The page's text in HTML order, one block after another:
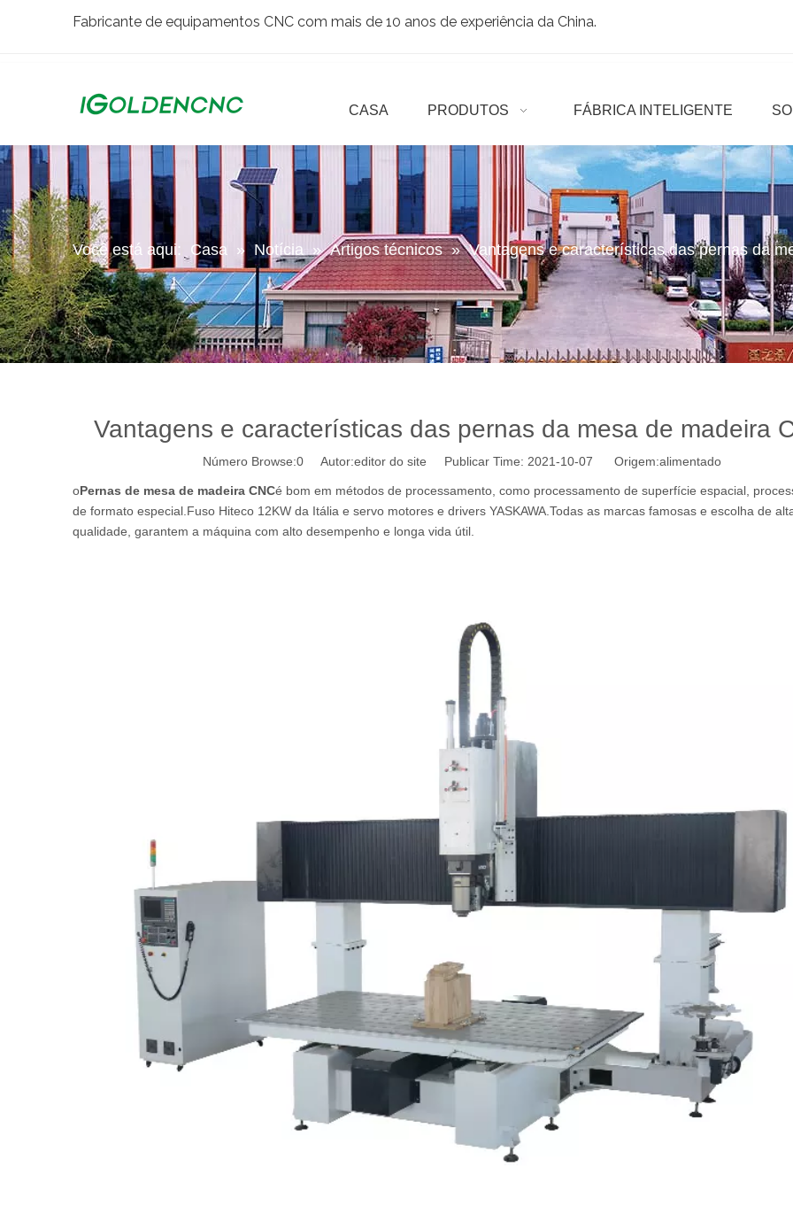
Fabricante de equipamentos CNC com mais de 10 anos de experiência da China.
CASA PRODUTOS FÁBRICA INTELIGENTE
Você está aqui: Casa » Notícia » Artigos técnicos » Vantagens e características das pernas da
Vantagens e características das pernas da mesa de madeira
Número Browse:0 Autor:editor do site Publicar Time: 2021-10-07 Origem:alimentado
oPernas de mesa de madeira CNCé bom em métodos de processamento, como processamento de superfície espacial,
de formato especial.Fuso Hiteco 12KW da Itália e servo motores e drivers YASKAWA.Todas as marcas famosas e escolha de
qualidade, garantem a máquina com alto desempenho e longa vida útil.